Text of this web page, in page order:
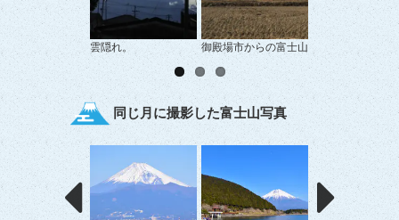
雲隠れ。 御殿場市からの富士山 高速で一息。
同じ月に撮影した富士山写真